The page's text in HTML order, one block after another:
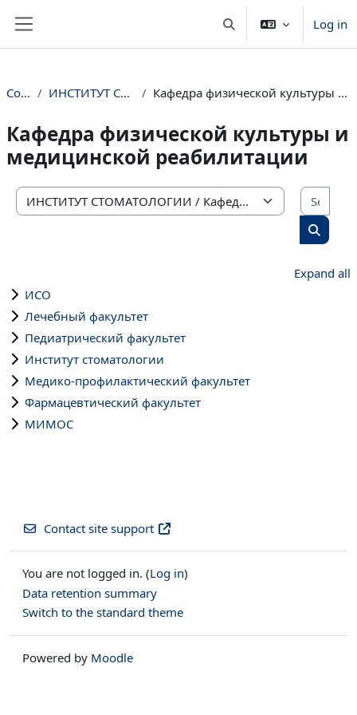
Toggle search inputLog in
Courses ИНСТИТУТ СТОМАТОЛОГИИ Кафедра физической культуры и медицинской реабилитации
Кафедра физической культуры и
медицинской реабилитации
Course categories
Search
Expand all
ИСО
Лечебный факультет
Педиатрический факультет
Институт стоматологии
Медико-профилактический факультет
Фармацевтический факультет
МИМОС
Contact site support
You are not logged in. (Log in)
Data retention summary
Switch to the standard theme
Powered by Moodle